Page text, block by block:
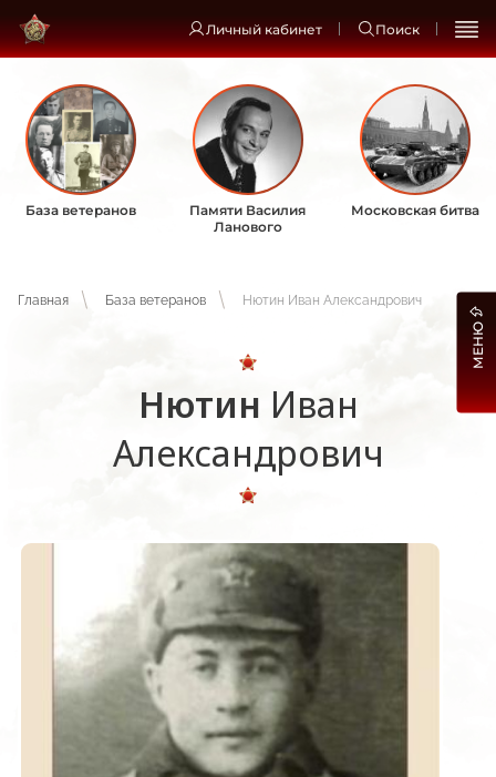
Личный кабинет Поиск
База ветеранов
Памяти Василия
Ланового
Московская битва
Главная База ветеранов Нютин Иван Александрович
Нютин Иван
Александрович
МЕНЮ